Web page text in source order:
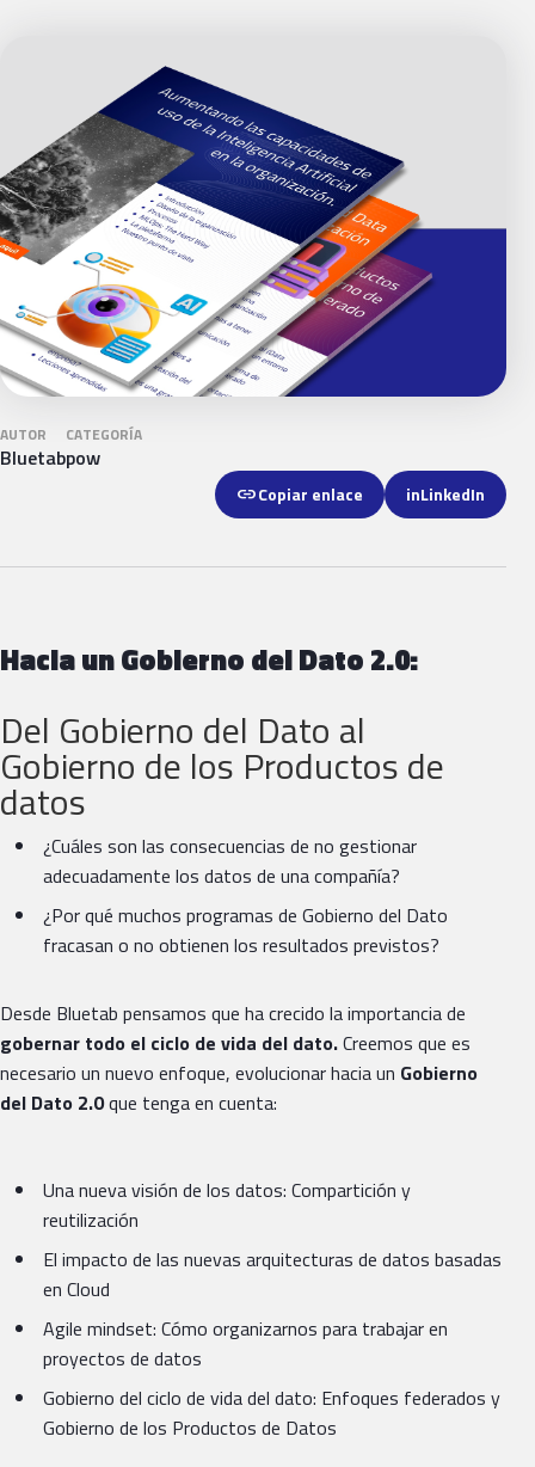
AUTOR
Bluetab
CATEGORÍA
pow
linkCopiar enlace inLinkedIn
Hacia un Gobierno del Dato 2.0:
Del Gobierno del Dato al
Gobierno de los Productos de
datos
¿Cuáles son las consecuencias de no gestionar
adecuadamente los datos de una compañía?
¿Por qué muchos programas de Gobierno del Dato
fracasan o no obtienen los resultados previstos?
Desde Bluetab pensamos que ha crecido la importancia de
gobernar todo el ciclo de vida del dato.Creemos que es
necesario un nuevo enfoque, evolucionar hacia un Gobierno
del Dato 2.0que tenga en cuenta:
Una nueva visión de los datos: Compartición y
reutilización
El impacto de las nuevas arquitecturas de datos basadas
en Cloud
Agile mindset: Cómo organizarnos para trabajar en
proyectos de datos
Gobierno del ciclo de vida del dato: Enfoques federados y
Gobierno de los Productos de Datos